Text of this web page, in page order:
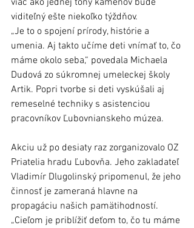
viditeľný ešte niekoľko týždňov.
„Je to o spojení prírody, histórie a
umenia. Aj takto učíme deti vnímať to, čo
máme okolo seba,“ povedala Michaela
Dudová zo súkromnej umeleckej školy
Artik. Popri tvorbe si deti vyskúšali aj
remeselné techniky s asistenciou
pracovníkov Ľubovnianskeho múzea.
Akciu už po desiaty raz zorganizovalo OZ
Priatelia hradu Ľubovňa. Jeho zakladateľ
Vladimír Dlugolinský pripomenul, že jeho
činnosť je zameraná hlavne na
propagáciu našich pamätihodností.
„Cieľom je priblížiť deťom to, čo tu máme